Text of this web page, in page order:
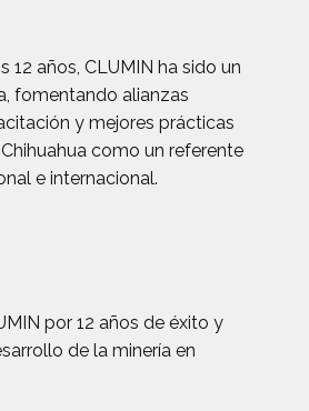
12 años, CLUMIN ha sido un
fomentando alianzas
y mejores prácticas
como un referente
e internacional.
por 12 años de éxito y
de la minería en